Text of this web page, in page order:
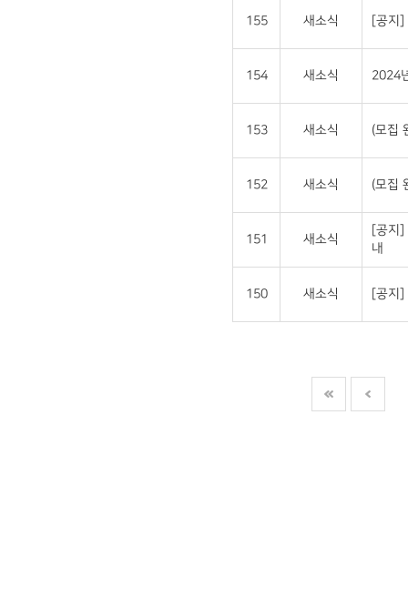
155 새소식 [공지]
154 새소식 2024
153 새소식 (모집
152 새소식 (모집
151 새소식
[공지]
내
150 새소식 [공지]